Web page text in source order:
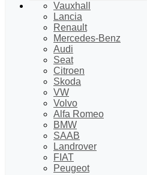
Vauxhall
Lancia
Renault
Mercedes-Benz
Audi
Seat
Citroen
Skoda
VW
Volvo
Alfa Romeo
BMW
SAAB
Landrover
FIAT
Peugeot